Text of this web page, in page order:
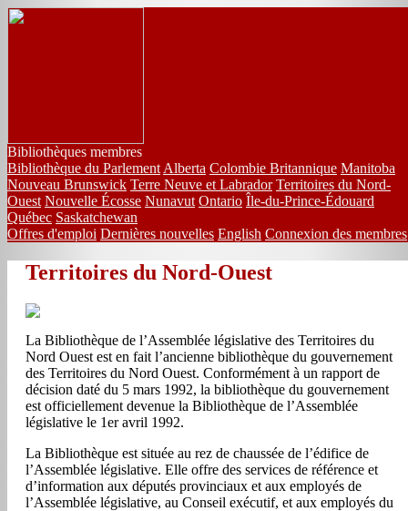
Parliamentary
Libraries
in
Canada
L�Association
des
biblioth�ques
parlementaires
au
Canada
Bibliothèques membres
Bibliothèque du Parlement Alberta Colombie Britannique Manitoba
Nouveau Brunswick Terre Neuve et Labrador Territoires du Nord-
Ouest Nouvelle Écosse Nunavut Ontario Île-du-Prince-Édouard
Québec Saskatchewan
Offres d'emploi Dernières nouvelles English Connexion des membres
Territoires du Nord-Ouest
La Bibliothèque de l’Assemblée législative des Territoires du
Nord Ouest est en fait l’ancienne bibliothèque du gouvernement
des Territoires du Nord Ouest. Conformément à un rapport de
décision daté du 5 mars 1992, la bibliothèque du gouvernement
est officiellement devenue la Bibliothèque de l’Assemblée
législative le 1er avril 1992.
La Bibliothèque est située au rez de chaussée de l’édifice de
l’Assemblée législative. Elle offre des services de référence et
d’information aux députés provinciaux et aux employés de
l’Assemblée législative, au Conseil exécutif, et aux employés du